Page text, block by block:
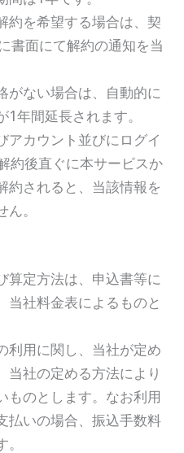
約を希望する場合は、契
書面にて解約の通知を当
がない場合は、自動的に
年間延長されます。
アカウント並びにログイ
約後直ぐに本サービスか
約されると、当該情報を
。
算定方法は、申込書等に
当社料金表によるものと
利用に関し、当社が定め
当社の定める方法により
ものとします。なお利用
払いの場合、振込手数料